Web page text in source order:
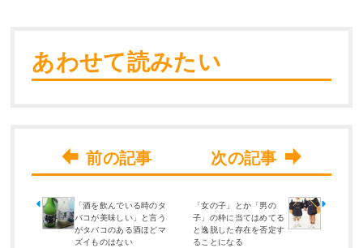
あわせて読みたい
「酒を飲んでいる時のタ
バコが美味しい」と言う
がタバコのある酒ほどマ
ズイものはない
「女の子」とか「男の
子」の枠に当てはめてる
と逸脱した存在を否定す
ることになる